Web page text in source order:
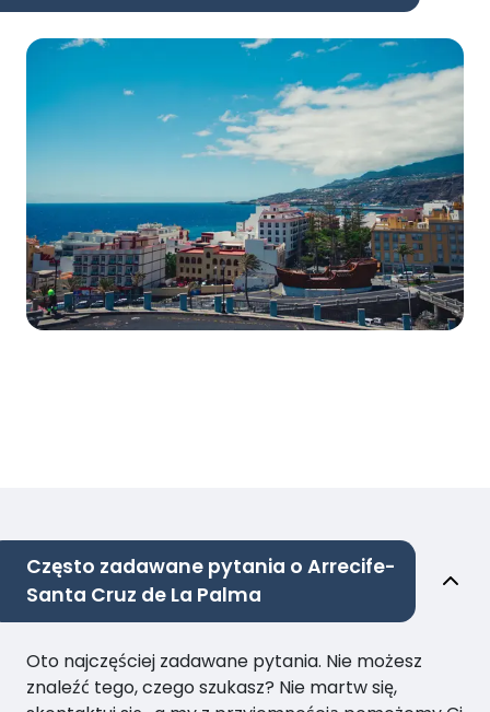
Często zadawane pytania o Arrecife-
Santa Cruz de La Palma
Oto najczęściej zadawane pytania. Nie możesz
znaleźć tego, czego szukasz? Nie martw się,